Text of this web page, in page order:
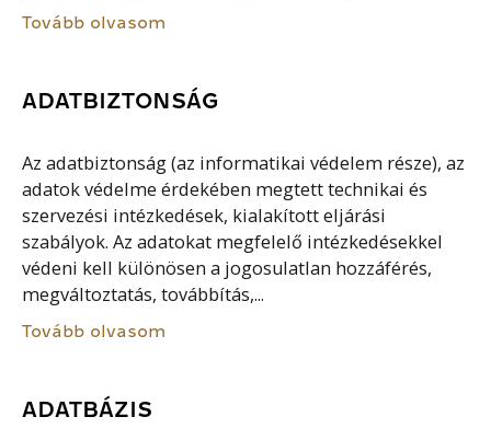
Tovább olvasom
ADATBIZTONSÁG
Az adatbiztonság (az informatikai védelem része), az
adatok védelme érdekében megtett technikai és
szervezési intézkedések, kialakított eljárási
szabályok. Az adatokat megfelelő intézkedésekkel
védeni kell különösen a jogosulatlan hozzáférés,
megváltoztatás, továbbítás,...
Tovább olvasom
ADATBÁZIS